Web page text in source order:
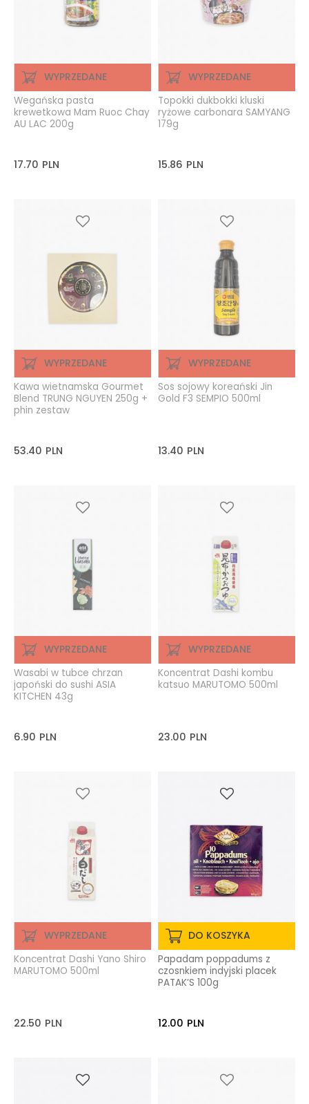
WYPRZEDANE
Wegańska pasta
krewetkowa Mam Ruoc Chay
AU LAC 200g
17.70 PLN
WYPRZEDANE
Topokki dukbokki kluski
ryżowe carbonara SAMYANG
179g
15.86 PLN
WYPRZEDANE
Kawa wietnamska Gourmet
Blend TRUNG NGUYEN 250g +
phin zestaw
53.40 PLN
WYPRZEDANE
Sos sojowy koreański Jin
Gold F3 SEMPIO 500ml
13.40 PLN
WYPRZEDANE
Wasabi w tubce chrzan
japoński do sushi ASIA
KITCHEN 43g
6.90 PLN
WYPRZEDANE
Koncentrat Dashi kombu
katsuo MARUTOMO 500ml
23.00 PLN
WYPRZEDANE
Koncentrat Dashi Yano Shiro
MARUTOMO 500ml
22.50 PLN
DO KOSZYKA
Papadam poppadums z
czosnkiem indyjski placek
PATAK’S 100g
12.00 PLN